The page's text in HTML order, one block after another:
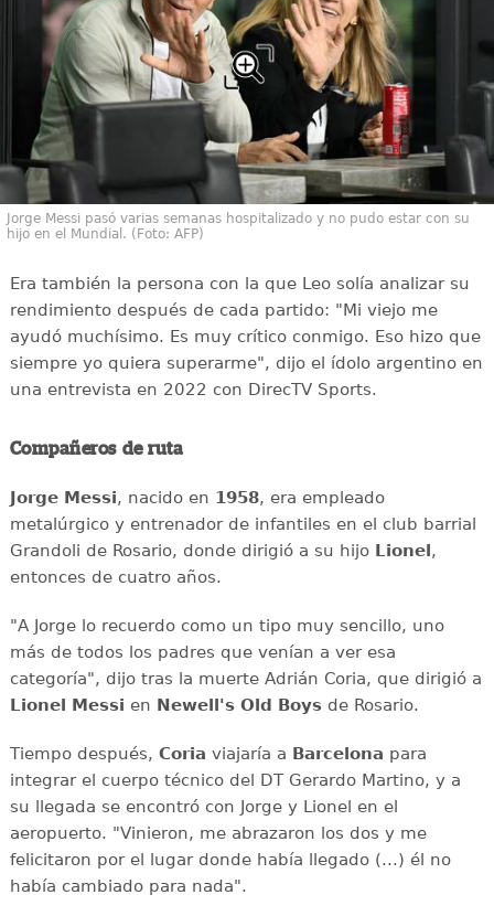
Jorge Messi pasó varias semanas hospitalizado y no pudo estar con su
hijo en el Mundial. (Foto: AFP)
Era también la persona con la que Leo solía analizar su
rendimiento después de cada partido: "Mi viejo me
ayudó muchísimo. Es muy crítico conmigo. Eso hizo que
siempre yo quiera superarme", dijo el ídolo argentino en
una entrevista en 2022 con DirecTV Sports.
Compañeros de ruta
Jorge Messi, nacido en 1958, era empleado
metalúrgico y entrenador de infantiles en el club barrial
Grandoli de Rosario, donde dirigió a su hijo Lionel,
entonces de cuatro años.
"A Jorge lo recuerdo como un tipo muy sencillo, uno
más de todos los padres que venían a ver esa
categoría", dijo tras la muerte Adrián Coria, que dirigió a
Lionel Messi en Newell's Old Boysde Rosario.
Tiempo después, Coria viajaría a Barcelona para
integrar el cuerpo técnico del DT Gerardo Martino, y a
su llegada se encontró con Jorge y Lionel en el
aeropuerto. "Vinieron, me abrazaron los dos y me
felicitaron por el lugar donde había llegado (...) él no
había cambiado para nada".